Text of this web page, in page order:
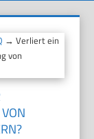
→ Verliert ein
von